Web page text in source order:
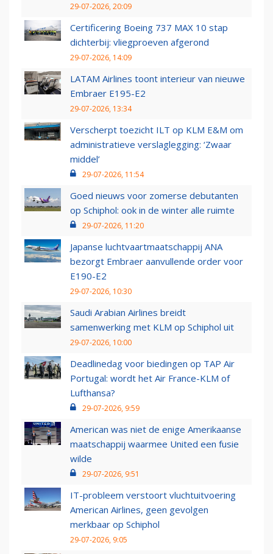
29-07-2026, 20:09
Certificering Boeing 737 MAX 10 stap
dichterbij: vliegproeven afgerond
29-07-2026, 14:09
LATAM Airlines toont interieur van nieuwe
Embraer E195-E2
29-07-2026, 13:34
Verscherpt toezicht ILT op KLM E&M om
administratieve verslaglegging: ‘Zwaar
middel’
29-07-2026, 11:54
Goed nieuws voor zomerse debutanten
op Schiphol: ook in de winter alle ruimte
29-07-2026, 11:20
Japanse luchtvaartmaatschappij ANA
bezorgt Embraer aanvullende order voor
E190-E2
29-07-2026, 10:30
Saudi Arabian Airlines breidt
samenwerking met KLM op Schiphol uit
29-07-2026, 10:00
Deadlinedag voor biedingen op TAP Air
Portugal: wordt het Air France-KLM of
Lufthansa?
29-07-2026, 9:59
American was niet de enige Amerikaanse
maatschappij waarmee United een fusie
wilde
29-07-2026, 9:51
IT-probleem verstoort vluchtuitvoering
American Airlines, geen gevolgen
merkbaar op Schiphol
29-07-2026, 9:05